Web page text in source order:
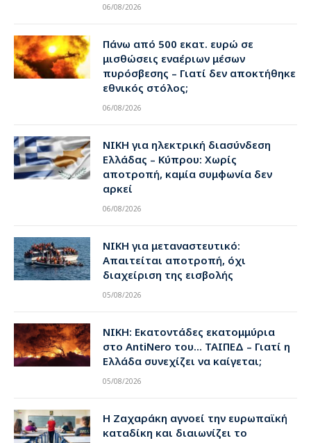
06/08/2026
Πάνω από 500 εκατ. ευρώ σε
μισθώσεις εναέριων μέσων
πυρόσβεσης – Γιατί δεν αποκτήθηκε
εθνικός στόλος;
06/08/2026
ΝΙΚΗ για ηλεκτρική διασύνδεση
Ελλάδας – Κύπρου: Χωρίς
αποτροπή, καμία συμφωνία δεν
αρκεί
06/08/2026
ΝΙΚΗ για μεταναστευτικό:
Απαιτείται αποτροπή, όχι
διαχείριση της εισβολής
05/08/2026
ΝΙΚΗ: Εκατοντάδες εκατομμύρια
στο AntiNero του… ΤΑΙΠΕΔ – Γιατί η
Ελλάδα συνεχίζει να καίγεται;
05/08/2026
Η Ζαχαράκη αγνοεί την ευρωπαϊκή
καταδίκη και διαιωνίζει το